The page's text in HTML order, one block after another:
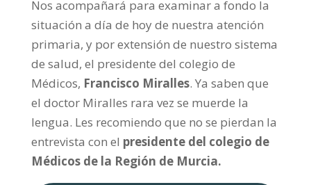
Nos acompañará para examinar a fondo la
situación a día de hoy de nuestra atención
primaria, y por extensión de nuestro sistema
de salud, el presidente del colegio de
Médicos, Francisco Miralles. Ya saben que
el doctor Miralles rara vez se muerde la
lengua. Les recomiendo que no se pierdan la
entrevista con el presidente del colegio de
Médicos de la Región de Murcia.